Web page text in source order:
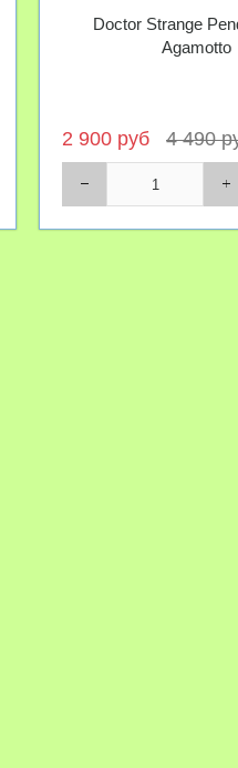
Doctor Strange
Agamotto
2 900 руб 4 490